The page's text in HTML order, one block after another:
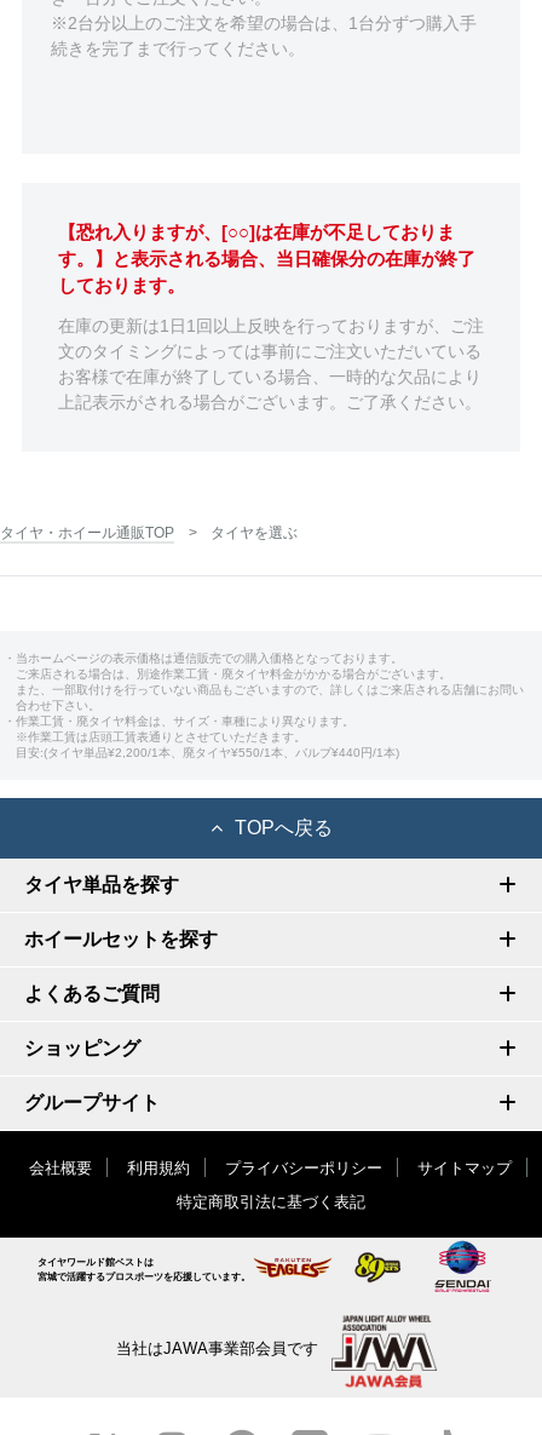
※2台分以上のご注文を希望の場合は、1台分ずつ購入手
続きを完了まで行ってください。
【恐れ入りますが、[○○]は在庫が不足しておりま
す。】と表示される場合、当日確保分の在庫が終了
しております。
在庫の更新は1日1回以上反映を行っておりますが、ご注
文のタイミングによっては事前にご注文いただいている
お客様で在庫が終了している場合、一時的な欠品により
上記表示がされる場合がございます。ご了承ください。
タイヤ・ホイール通販TOP タイヤを選ぶ
・当ホームページの表示価格は通信販売での購入価格となっております。
ご来店される場合は、別途作業工賃・廃タイヤ料金がかかる場合がございます。
また、一部取付けを行っていない商品もございますので、詳しくはご来店される店舗にお問い
合わせ下さい。
・作業工賃・廃タイヤ料金は、サイズ・車種により異なります。
※作業工賃は店頭工賃表通りとさせていただきます。
目安:(タイヤ単品¥2,200/1本、廃タイヤ¥550/1本、バルブ¥440円/1本)
TOPへ戻る
タイヤ単品を探す
ホイールセットを探す
よくあるご質問
ショッピング
グループサイト
会社概要 利用規約 プライバシーポリシー
サイトマップ
特定商取引法に基づく表記
タイヤワールド館ベストは
宮城で活躍するプロスポーツを応援しています。
当社はJAWA事業部会員です